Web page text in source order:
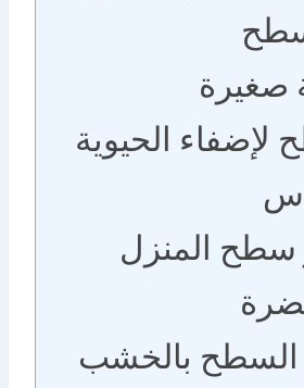
صغيرة
الحيوية
سطح المنزل